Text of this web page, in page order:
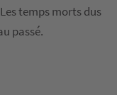
temps morts dus
passé.